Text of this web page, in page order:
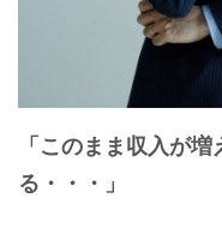
「このまま収入が
る・・・」